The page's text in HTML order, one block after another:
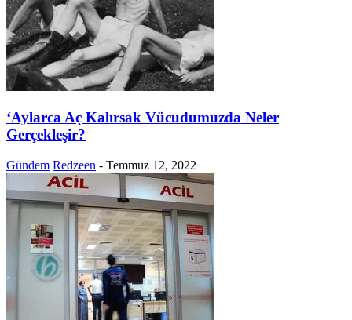
‘Aylarca Aç Kalırsak Vücudumuzda Neler
Gerçekleşir?
Gündem Redzeen - Temmuz 12, 2022